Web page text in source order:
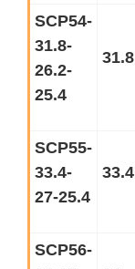
SCP54-
31.8-
26.2-
25.4
31.8
SCP55-
33.4-
27-25.4
33.4
SCP56-